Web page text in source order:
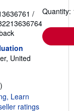
/
United
rating
5
Quantity: